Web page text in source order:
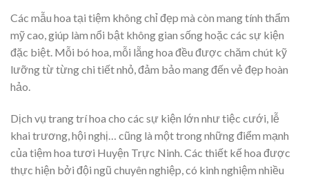
Các mẫu hoa tại tiệm không chỉ đẹp mà còn mang tính thẩm
mỹ cao, giúp làm nổi bật không gian sống hoặc các sự kiện
đặc biệt. Mỗi bó hoa, mỗi lẵng hoa đều được chăm chút kỹ
lưỡng từ từng chi tiết nhỏ, đảm bảo mang đến vẻ đẹp hoàn
hảo.
Dịch vụ trang trí hoa cho các sự kiện lớn như tiệc cưới, lễ
khai trương, hội nghị… cũng là một trong những điểm mạnh
của tiệm hoa tươi Huyện Trực Ninh. Các thiết kế hoa được
thực hiện bởi đội ngũ chuyên nghiệp, có kinh nghiệm nhiều